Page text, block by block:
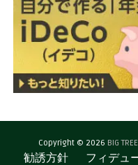
Copyright © 2026 BIG
勧誘方針 フィデュ